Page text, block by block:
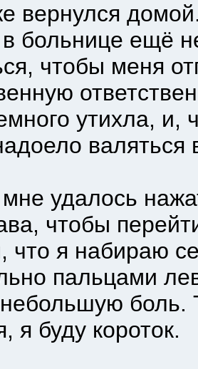
домой.
больнице ещё
чтобы меня
утихла, и,
валяться
чтобы
что я набираю
пальцами
боль.
я буду короток.